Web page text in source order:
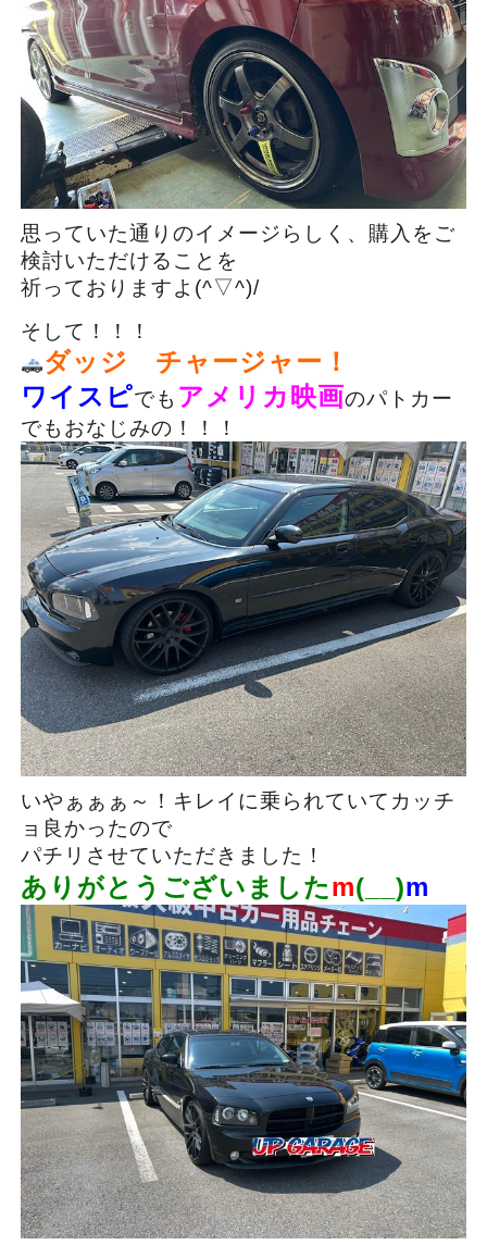
思っていた通りのイメージらしく、購入をご
検討いただけることを
祈っておりますよ(^▽^)/
そして！！！
ダッジ チャージャー！
ワイスピでも アメリカ映画のパトカー
でもおなじみの！！！
いやぁぁぁ～！キレイに乗られていてカッチ
ョ良かったので
パチリさせていただきました！
ありがとうございましたm(__)m